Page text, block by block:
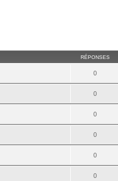
RÉPONSES
0
0
0
0
0
0